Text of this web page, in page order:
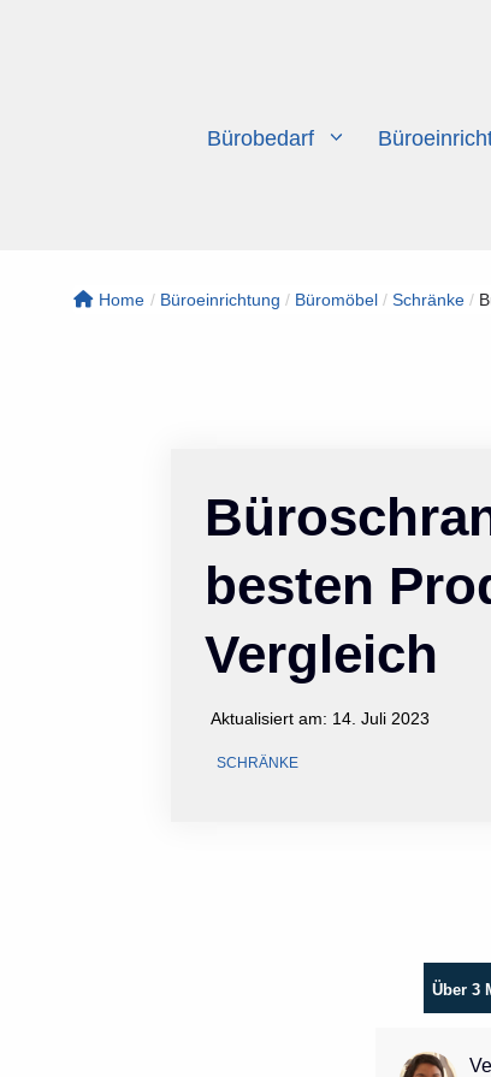
Bürobedarf
Home / Büroeinrichtung / Büromöbel / Schränke /
besten
Vergleich
Aktualisiert am: 14. Juli 2023
SCHRÄNKE
Über 3